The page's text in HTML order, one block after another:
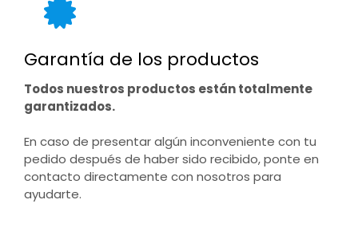
Garantía de los productos
Todos nuestros productos están totalmente
garantizados.
En caso de presentar algún inconveniente con tu
pedido después de haber sido recibido, ponte en
contacto directamente con nosotros para
ayudarte.